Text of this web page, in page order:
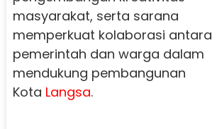
masyarakat, serta sarana
memperkuat kolaborasi antara
pemerintah dan warga dalam
mendukung pembangunan
Kota Langsa.